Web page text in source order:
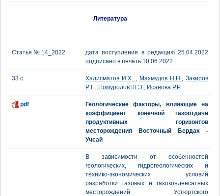
Литература
Статья № 14_2022
дата поступления в редакцию 25.04.2022
подписано в печать 10.06.2022
33 с. Халисматов И.Х. , Махмудов Н.Н., Закиров
Р.Т., Шомуродов Ш.Э., Исанова Р.Р.
pdf
Геологические факторы, влияющие на
коэффициент конечной газоотдачи
продуктивных горизонтов
месторождения Восточный Бердах -
Учсай
В зависимости от особенностей
геологических, гидрогеологических и
технико-экономических условий
разработки газовых и газоконденсатных
месторождений Устюртского